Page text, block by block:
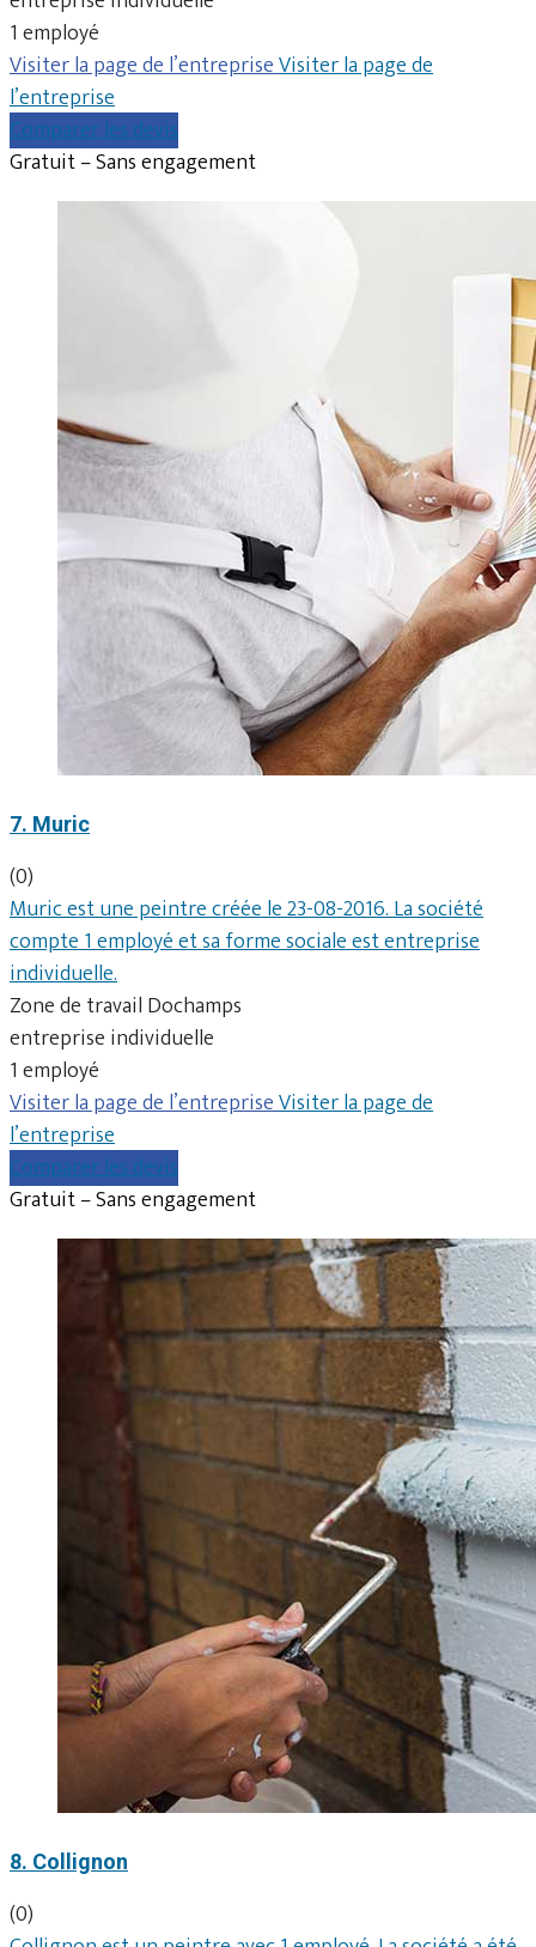
1 employé
Visiter la page de l’entrepriseVisiter la page de
l’entreprise
Comparer les devis
Gratuit – Sans engagement
7. Muric
(0)
Muric est une peintre créée le 23-08-2016. La société
compte 1 employé et sa forme sociale est entreprise
individuelle.
Zone de travail Dochamps
entreprise individuelle
1 employé
Visiter la page de l’entrepriseVisiter la page de
l’entreprise
Comparer les devis
Gratuit – Sans engagement
8. Collignon
(0)